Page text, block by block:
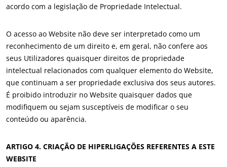
Agir através dos nossos serviços
Progressar com as nossas equipas
acordo com a legislação de Propriedade Intelectual.
O acesso ao Website não deve ser interpretado como um
reconhecimento de um direito e, em geral, não confere aos
seus Utilizadores quaisquer direitos de propriedade
intelectual relacionados com qualquer elemento do Website,
que continuam a ser propriedade exclusiva dos seus autores.
É proibido introduzir no Website quaisquer dados que
modifiquem ou sejam susceptíveis de modificar o seu
conteúdo ou aparência.
ARTIGO 4. CRIAÇÃO DE HIPERLIGAÇÕES REFERENTES A ESTE
WEBSITE